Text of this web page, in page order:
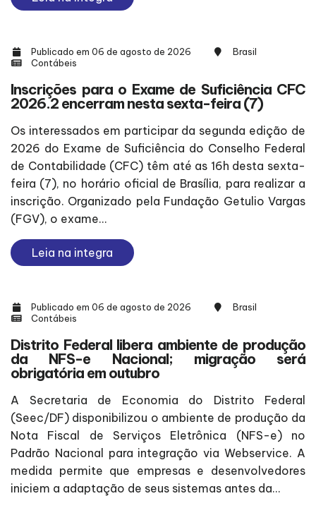
Publicado em 06 de agosto de 2026
Brasil
Contábeis
Inscrições para o Exame de Suficiência CFC
2026.2 encerram nesta sexta-feira (7)
Os interessados em participar da segunda edição de
2026 do Exame de Suficiência do Conselho Federal
de Contabilidade (CFC) têm até as 16h desta sexta-
feira (7), no horário oficial de Brasília, para realizar a
inscrição. Organizado pela Fundação Getulio Vargas
(FGV), o exame...
Leia na integra
Publicado em 06 de agosto de 2026
Brasil
Contábeis
Distrito Federal libera ambiente de produção
da NFS-e Nacional; migração será
obrigatória em outubro
A Secretaria de Economia do Distrito Federal
(Seec/DF) disponibilizou o ambiente de produção da
Nota Fiscal de Serviços Eletrônica (NFS-e) no
Padrão Nacional para integração via Webservice. A
medida permite que empresas e desenvolvedores
iniciem a adaptação de seus sistemas antes da...